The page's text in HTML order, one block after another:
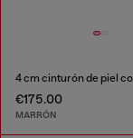
€175.00
MARRÓN